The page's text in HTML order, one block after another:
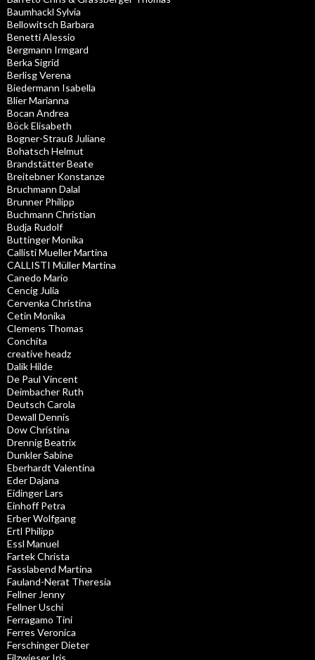
Baumhackl Sylvia
Bellowitsch Barbara
Benetti Alessio
Bergmann Irmgard
Berka Sigrid
Berlisg Verena
Biedermann Isabella
Blier Marianna
Bocan Andrea
Böck Elisabeth
Bogner-Strauß Juliane
Bohatsch Helmut
Brandstätter Beate
Breitebner Konstanze
Bruchmann Dalal
Brunner Philipp
Buchmann Christian
Budja Rudolf
Buttinger Monika
Callisti Mueller Martina
CALLISTI Müller Martina
Canedo Mario
Cencig Julia
Cervenka Christina
Cetin Monika
Clemens Thomas
Conchita
creative headz
Dalik Hilde
De Paul Vincent
Deimbacher Ruth
Deutsch Carola
Dewall Dennis
Dow Christina
Drennig Beatrix
Dunkler Sabine
Eberhardt Valentina
Eder Dajana
Eidinger Lars
Einhoff Petra
Erber Wolfgang
Ertl Philipp
Essl Manuel
Fartek Christa
Fasslabend Martina
Fauland-Nerat Theresia
Fellner Jenny
Fellner Uschi
Ferragamo Tini
Ferres Veronica
Ferschinger Dieter